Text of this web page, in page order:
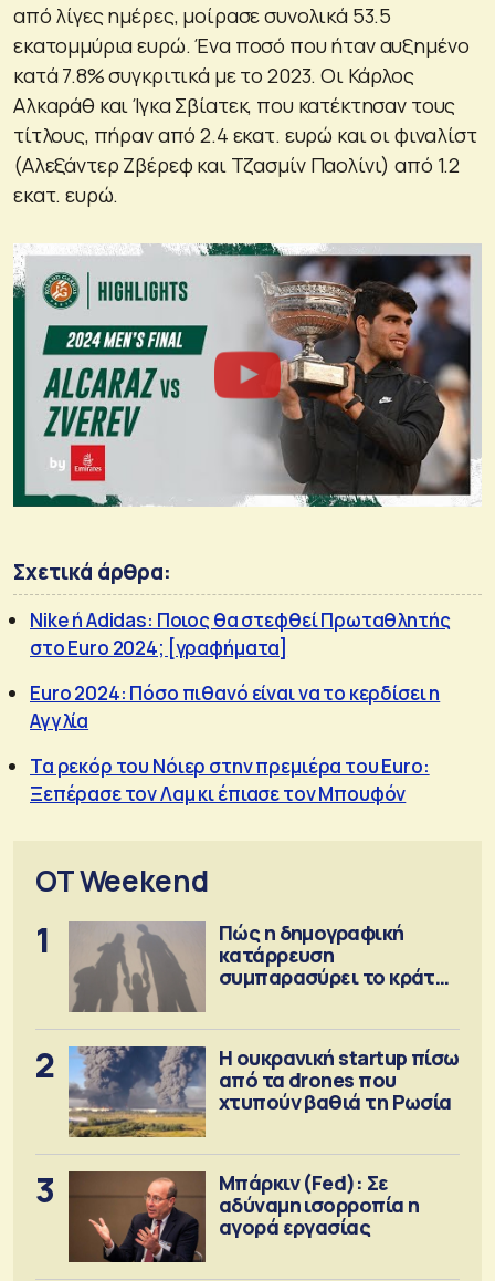
από λίγες ημέρες, μοίρασε συνολικά 53.5
εκατομμύρια ευρώ. Ένα ποσό που ήταν αυξημένο
κατά 7.8% συγκριτικά με το 2023. Οι Κάρλος
Αλκαράθ και Ίγκα Σβίατεκ, που κατέκτησαν τους
τίτλους, πήραν από 2.4 εκατ. ευρώ και οι φιναλίστ
(Αλεξάντερ Ζβέρεφ και Τζασμίν Παολίνι) από 1.2
εκατ. ευρώ.
Σχετικά άρθρα:
Nike ή Adidas: Ποιος θα στεφθεί Πρωταθλητής
στο Euro 2024; [γραφήματα]
Euro 2024: Πόσο πιθανό είναι να το κερδίσει η
Αγγλία
Τα ρεκόρ του Νόιερ στην πρεμιέρα του Euro:
Ξεπέρασε τον Λαμ κι έπιασε τον Μπουφόν
OT Weekend
1
Πώς η δημογραφική
κατάρρευση
συμπαρασύρει το κράτος
2
Η ουκρανική startup πίσω
από τα drones που
χτυπούν βαθιά τη Ρωσία
3
Μπάρκιν (Fed): Σε
αδύναμη ισορροπία η
αγορά εργασίας